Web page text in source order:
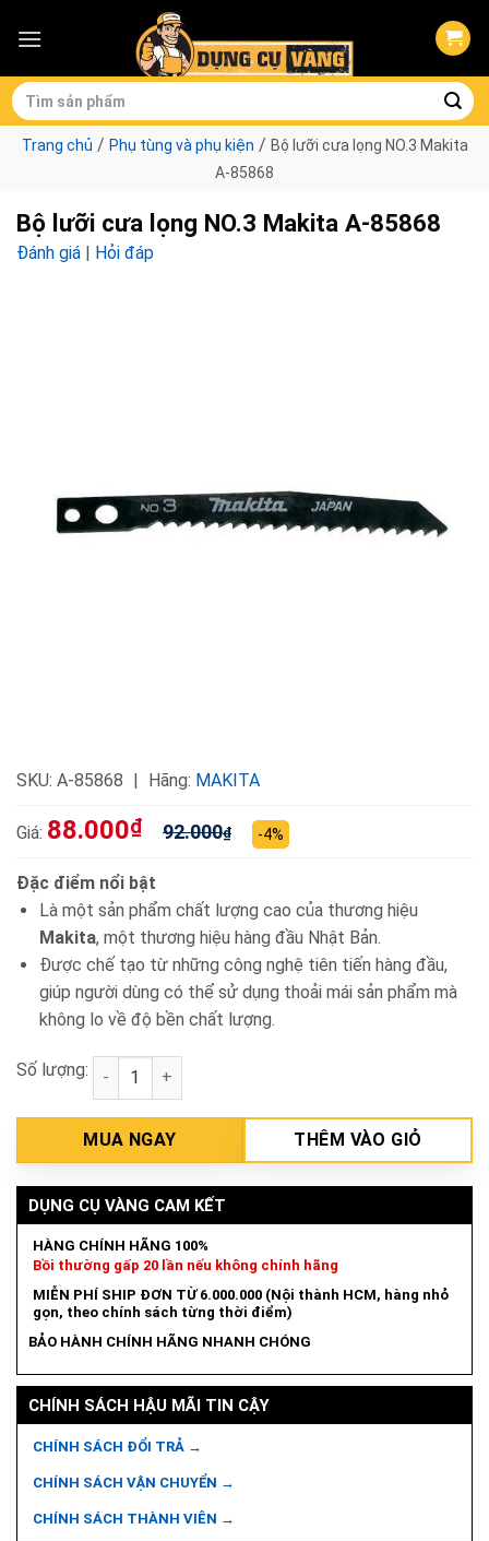
Tìm
kiếm:
Trang chủ / Phụ tùng và phụ kiện / Bộ lưỡi cưa lọng NO.3 Makita
A-85868
Bộ lưỡi cưa lọng NO.3 Makita A-85868
Đánh giá | Hỏi đáp
SKU: A-85868 Hãng: MAKITA
Giá: 88.000₫ 92.000₫ -4%
Đặc điểm nổi bật
Là một sản phẩm chất lượng cao của thương hiệu
Makita, một thương hiệu hàng đầu Nhật Bản.
Được chế tạo từ những công nghệ tiên tiến hàng đầu,
giúp người dùng có thể sử dụng thoải mái sản phẩm mà
không lo về độ bền chất lượng.
Số lượng: Bộ lưỡi cưa lọng NO.3 Makita A-85868 số lượng
MUA NGAY THÊM VÀO GIỎ
DỤNG CỤ VÀNG CAM KẾT
HÀNG CHÍNH HÃNG 100%
Bồi thường gấp 20 lần nếu không chính hãng
MIỄN PHÍ SHIP ĐƠN TỪ 6.000.000 (Nội thành HCM, hàng nhỏ
gọn, theo chính sách từng thời điểm)
BẢO HÀNH CHÍNH HÃNG NHANH CHÓNG
CHÍNH SÁCH HẬU MÃI TIN CẬY
CHÍNH SÁCH ĐỔI TRẢ →
CHÍNH SÁCH VẬN CHUYỂN →
CHÍNH SÁCH THÀNH VIÊN →